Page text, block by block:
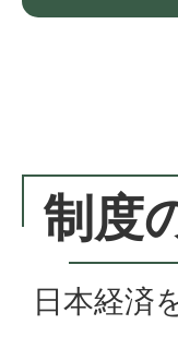
制度
日本経済